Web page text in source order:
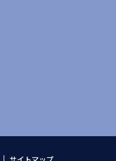
サイトマップ